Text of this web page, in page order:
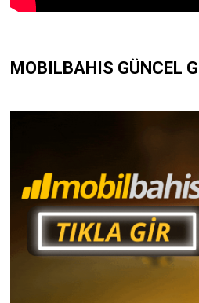
MOBILBAHIS GÜNCEL